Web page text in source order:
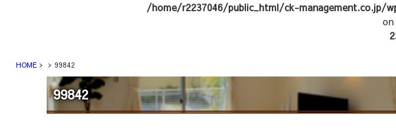
/home/r2237046/public_html/ck-
HOME 99842
99842